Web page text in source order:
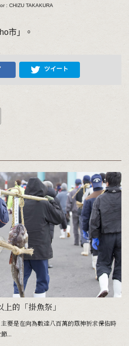
: CHIZU TAKAKURA
市」。
ツイート
的「掛魚祭」
要是在向為數達八百萬的眾神祈求保佑時
...